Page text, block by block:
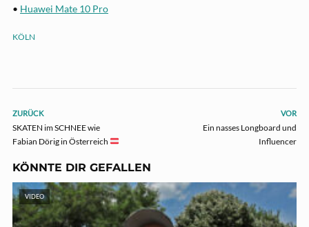
• Huawei Mate 10 Pro
KÖLN
ZURÜCK
SKATEN im SCHNEE wie
Fabian Dörig in Österreich
VOR
Ein nasses Longboard und
Influencer
KÖNNTE DIR GEFALLEN
VIDEO